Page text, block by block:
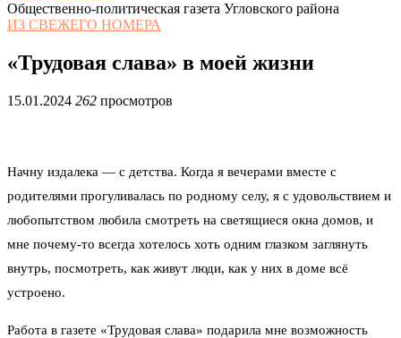
Общественно-политическая газета Угловского района
ИЗ СВЕЖЕГО НОМЕРА
«Трудовая слава» в моей жизни
15.01.2024 262 просмотров
Начну издалека — с детства. Когда я вечерами вместе с
родителями прогуливалась по родному селу, я с удовольствием и
любопытством любила смотреть на светящиеся окна домов, и
мне почему-то всегда хотелось хоть одним глазком заглянуть
внутрь, посмотреть, как живут люди, как у них в доме всё
устроено.
Работа в газете «Трудовая слава» подарила мне возможность